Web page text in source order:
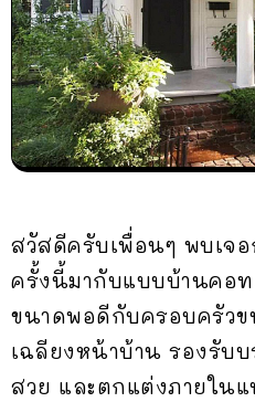
สวัสดีครับเพื่อนๆ พบเจอ
ครั้งนี้มากับแบบบ้านคอท
ขนาดพอดีกับครอบครัว
เฉลียงหน้าบ้าน รองรับ
สวย และตกแต่งภายใน